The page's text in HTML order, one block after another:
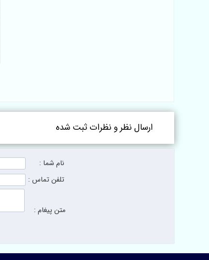
ارسال نظر و نظرات ثبت شده
نام شما :
تلفن تماس :
متن پیغام :